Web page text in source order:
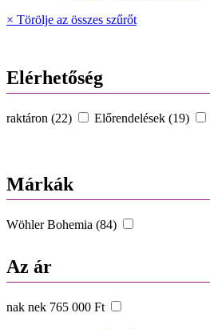
× Törölje az összes szűrőt
Elérhetőség
raktáron (22) Előrendelések (19)
Márkák
Wöhler Bohemia (84)
Az ár
nak nek 765 000 Ft